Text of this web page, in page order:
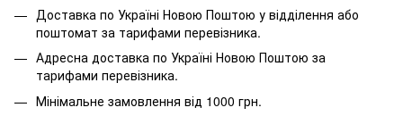
Доставка по Україні Новою Поштою у відділення або
поштомат за тарифами перевізника.
Адресна доставка по Україні Новою Поштою за
тарифами перевізника.
Мінімальне замовлення від 1000 грн.